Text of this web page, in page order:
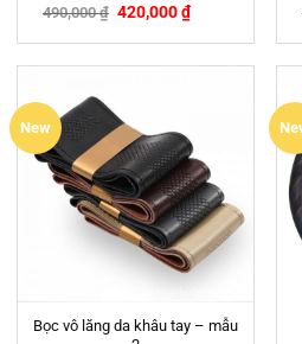
490,000₫ 420,000₫
New
Bọc vô lăng da khâu tay – mẫu